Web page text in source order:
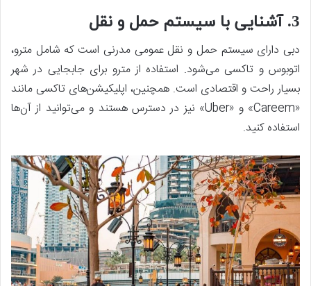
3. آشنایی با سیستم حمل و نقل
دبی دارای سیستم حمل و نقل عمومی مدرنی است که شامل مترو،
اتوبوس و تاکسی می‌شود. استفاده از مترو برای جابجایی در شهر
بسیار راحت و اقتصادی است. همچنین، اپلیکیشن‌های تاکسی مانند
«Careem» و «Uber» نیز در دسترس هستند و می‌توانید از آن‌ها
استفاده کنید.